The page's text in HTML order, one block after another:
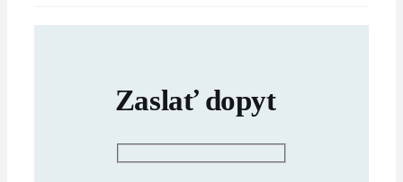
Zaslať dopyt